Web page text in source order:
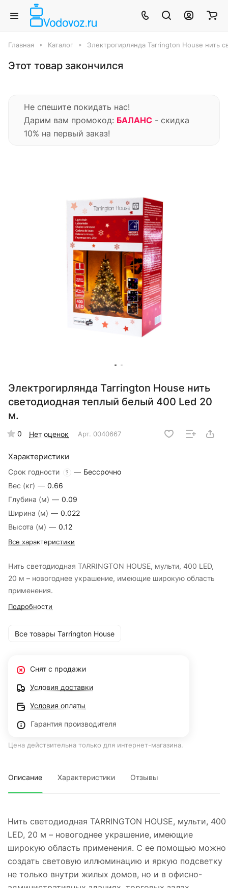
Главная Каталог Электрогирлянда Tarrington House нить
Этот товар закончился
Не спешите покидать нас!
Дарим вам промокод: БАЛАНС - скидка
10% на первый заказ!
Электрогирлянда Tarrington House нить
светодиодная теплый белый 400 Led 20
м.
0 Нет оценок Арт. 0040667
Характеристики
Срок годности ? — Бессрочно
Вес (кг) — 0.66
Глубина (м) — 0.09
Ширина (м) — 0.022
Высота (м) — 0.12
Все характеристики
Нить светодиодная TARRINGTON HOUSE, мульти, 400 LED,
20 м – новогоднее украшение, имеющие широкую область
применения.
Подробности
Все товары Tarrington House
Снят с продажи
Условия доставки
Условия оплаты
Гарантия производителя
Цена действительна только для интернет-магазина.
Описание Характеристики Отзывы
Нить светодиодная TARRINGTON HOUSE, мульти, 400
LED, 20 м – новогоднее украшение, имеющие
широкую область применения. С ее помощью можно
создать световую иллюминацию и яркую подсветку
не только внутри жилых домов, но и в офисно-